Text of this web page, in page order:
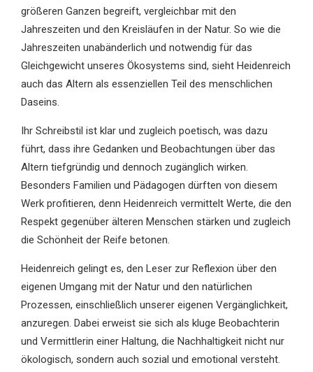
größeren Ganzen begreift, vergleichbar mit den
Jahreszeiten und den Kreisläufen in der Natur. So wie die
Jahreszeiten unabänderlich und notwendig für das
Gleichgewicht unseres Ökosystems sind, sieht Heidenreich
auch das Altern als essenziellen Teil des menschlichen
Daseins.
Ihr Schreibstil ist klar und zugleich poetisch, was dazu
führt, dass ihre Gedanken und Beobachtungen über das
Altern tiefgründig und dennoch zugänglich wirken.
Besonders Familien und Pädagogen dürften von diesem
Werk profitieren, denn Heidenreich vermittelt Werte, die den
Respekt gegenüber älteren Menschen stärken und zugleich
die Schönheit der Reife betonen.
Heidenreich gelingt es, den Leser zur Reflexion über den
eigenen Umgang mit der Natur und den natürlichen
Prozessen, einschließlich unserer eigenen Vergänglichkeit,
anzuregen. Dabei erweist sie sich als kluge Beobachterin
und Vermittlerin einer Haltung, die Nachhaltigkeit nicht nur
ökologisch, sondern auch sozial und emotional versteht.